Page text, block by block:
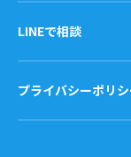
LINEで相談
プライバシーポリ